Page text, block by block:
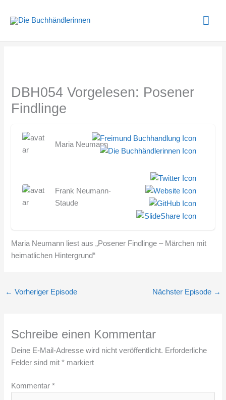
Inhalt
DBH054 Vorgelesen: Posener
Findlinge
Maria Neumann
Frank Neumann-
Staude
Maria Neumann liest aus „Posener Findlinge – Märchen mit
heimatlichen Hintergrund“
← Vorheriger Episode Nächster Episode →
Schreibe einen Kommentar
Deine E-Mail-Adresse wird nicht veröffentlicht. Erforderliche
Felder sind mit* markiert
Kommentar*